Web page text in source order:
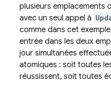
plusieurs emplacements
avec un seul appel à
comme dans cet
entrée dans les deux
jour simultanées
atomiques : soit toutes
réussissent, soit toutes